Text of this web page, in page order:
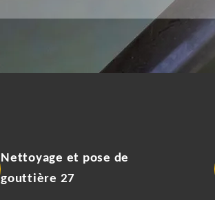
Nettoyage et pose de
gouttière 27